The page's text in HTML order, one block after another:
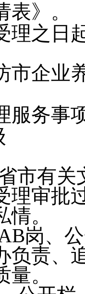
》。
理之日
市企业
服务事
市有
理审批
。
岗、
负责、
。